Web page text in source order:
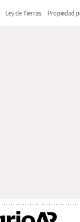
Ley de Tierras Propiedad